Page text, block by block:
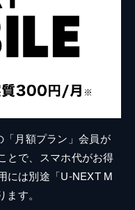
「月額プラン」会員が
とで、スマホ代がお得
には別途「U-NEXT M
す。